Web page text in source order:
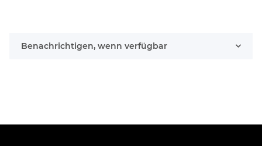
Benachrichtigen, wenn verfügbar